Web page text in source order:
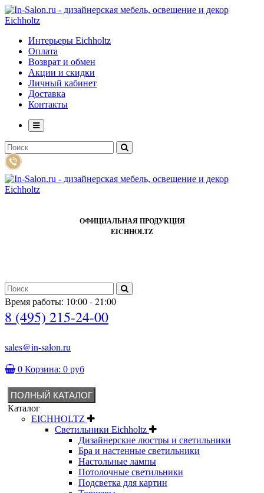
Интерьеры Eichholtz
Оплата
Возврат и обмен
Акции и скидки
Личный кабинет
Доставка
Контакты
ОФИЦИАЛЬНАЯ ПРОДУКЦИЯ
EICHHOLTZ
Время работы: 10:00 - 21:00
8 (495) 215-24-00
sales@in-salon.ru
0 Корзина: 0 руб
ПОЛНЫЙ КАТАЛОГ
Каталог
EICHHOLTZ
Светильники Eichholtz
Дизайнерские люстры и светильники
Бра и настенные светильники
Настольные лампы
Потолочные светильники
Подсветка для картин